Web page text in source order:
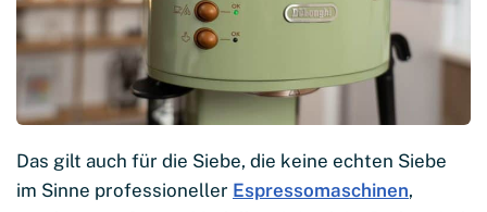
Das gilt auch für die Siebe, die keine echten Siebe
im Sinne professioneller Espressomaschinen,